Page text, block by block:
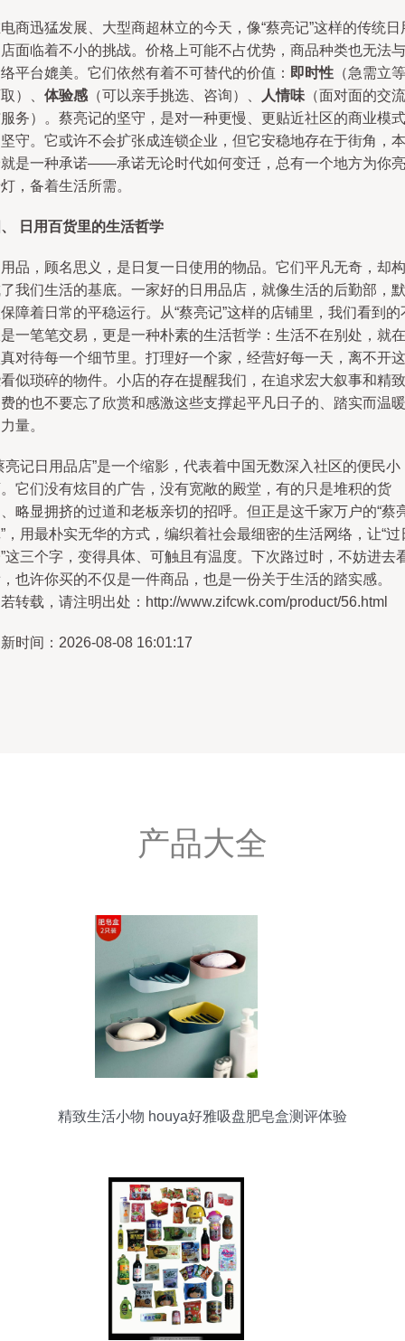
商迅猛发展、大型商超林立的今天，像“蔡亮记”这样的传统日
面临着不小的挑战。价格上可能不占优势，商品种类也无法与
平台媲美。它们依然有着不可替代的价值： 即时性 （急需立等
）、 体验感 （可以亲手挑选、咨询）、 人情味 （面对面的交流
务）。蔡亮记的坚守，是对一种更慢、更贴近社区的商业模式
守。它或许不会扩张成连锁企业，但它安稳地存在于街角，本
是一种承诺——承诺无论时代如何变迁，总有一个地方为你亮
，备着生活所需。
日用百货里的生活哲学
品，顾名思义，是日复一日使用的物品。它们平凡无奇，却构
我们生活的基底。一家好的日用品店，就像生活的后勤部，默
障着日常的平稳运行。从“蔡亮记”这样的店铺里，我们看到的
一笔笔交易，更是一种朴素的生活哲学：生活不在别处，就在
对待每一个细节里。打理好一个家，经营好每一天，离不开这
似琐碎的物件。小店的存在提醒我们，在追求宏大叙事和精致
的也不要忘了欣赏和感激这些支撑起平凡日子的、踏实而温暖
量。
亮记日用品店”是一个缩影，代表着中国无数深入社区的便民小
它们没有炫目的广告，没有宽敞的殿堂，有的只是堆积的货
略显拥挤的过道和老板亲切的招呼。但正是这千家万户的“蔡
，用最朴实无华的方式，编织着社会最细密的生活网络，让“过
这三个字，变得具体、可触且有温度。下次路过时，不妨进去
也许你买的不仅是一件商品，也是一份关于生活的踏实感。
转载，请注明出处：http://www.zifcwk.com/product/56.html
时间：2026-08-08 16:01:17
产品大全
精致生活小物 houya好雅吸盘肥皂盒测评体验